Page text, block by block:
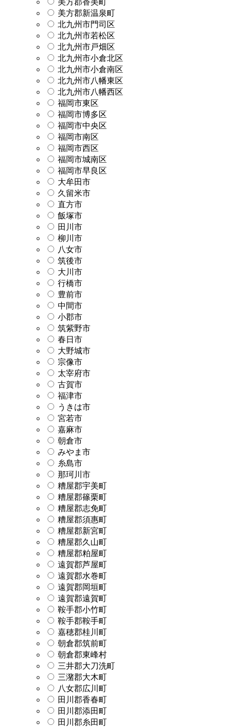
美方郡新温泉町
北九州市門司区
北九州市若松区
北九州市戸畑区
北九州市小倉北区
北九州市小倉南区
北九州市八幡東区
北九州市八幡西区
福岡市東区
福岡市博多区
福岡市中央区
福岡市南区
福岡市西区
福岡市城南区
福岡市早良区
大牟田市
久留米市
直方市
飯塚市
田川市
柳川市
八女市
筑後市
大川市
行橋市
豊前市
中間市
小郡市
筑紫野市
春日市
大野城市
宗像市
太宰府市
古賀市
福津市
うきは市
宮若市
嘉麻市
朝倉市
みやま市
糸島市
那珂川市
糟屋郡宇美町
糟屋郡篠栗町
糟屋郡志免町
糟屋郡須惠町
糟屋郡新宮町
糟屋郡久山町
糟屋郡粕屋町
遠賀郡芦屋町
遠賀郡水巻町
遠賀郡岡垣町
遠賀郡遠賀町
鞍手郡小竹町
鞍手郡鞍手町
嘉穂郡桂川町
朝倉郡筑前町
朝倉郡東峰村
三井郡大刀洗町
三潴郡大木町
八女郡広川町
田川郡香春町
田川郡添田町
田川郡糸田町